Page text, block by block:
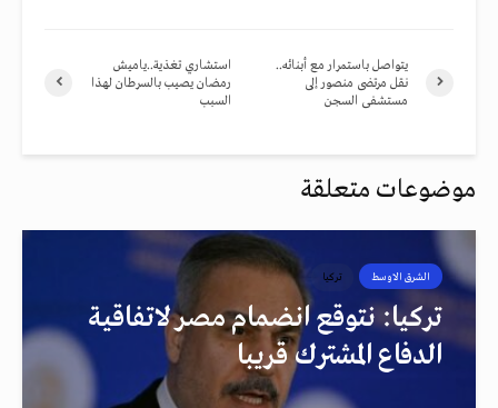
استشاري تغذية..ياميش
رمضان يصيب بالسرطان لهذا
السبب
يتواصل باستمرار مع أبنائه..
نقل مرتضى منصور إلى
مستشفى السجن
موضوعات متعلقة
الشرق الاوسط تركيا
تركيا: نتوقع انضمام مصر لاتفاقية
الدفاع المشترك قريبا